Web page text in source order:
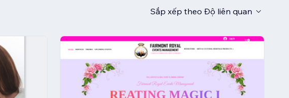
Sắp xếp theo Độ liên quan